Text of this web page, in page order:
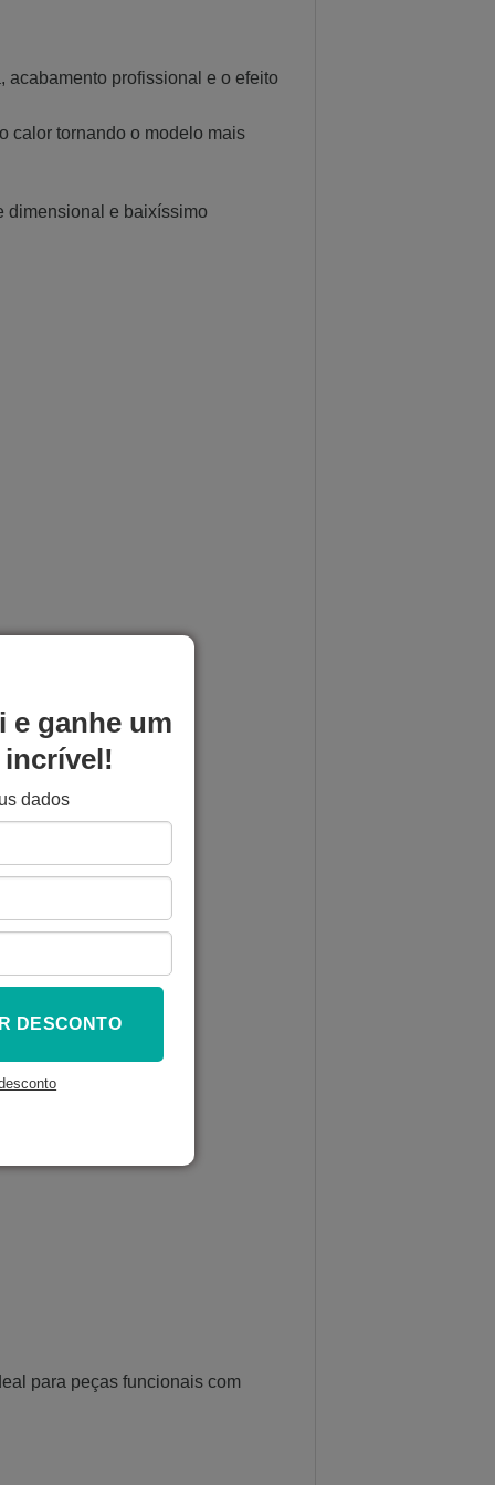
acabamento profissional e o efeito
calor tornando o modelo mais
dimensional e baixíssimo
para peças funcionais com
e ganhe um
dados
DESCONTO